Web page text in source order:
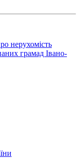
нерухомість
грамад Івано-